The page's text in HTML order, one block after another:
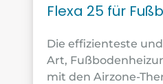
Flexa 25 für
Die effizienteste
Art,
mit den Airzone-